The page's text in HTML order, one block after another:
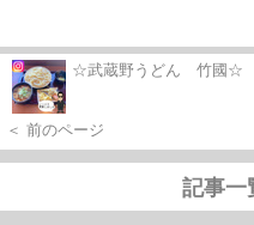
☆武蔵野うどん 竹國☆
＜ 前のページ
記事一